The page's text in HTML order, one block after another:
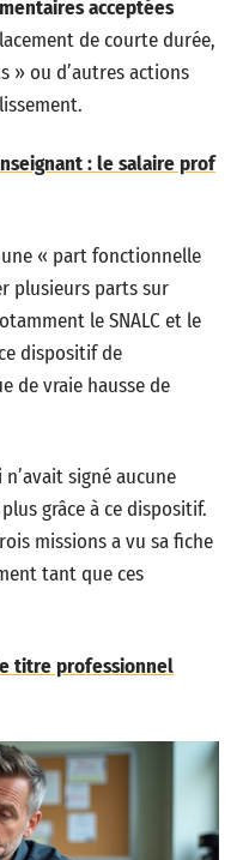
acceptées
de courte durée,
» ou d’autres actions
: le salaire prof
« part fonctionnelle
plusieurs parts sur
le SNALC et le
dispositif de
de vraie hausse de
signé aucune
grâce à ce dispositif.
missions a vu sa fiche
tant que ces
titre professionnel